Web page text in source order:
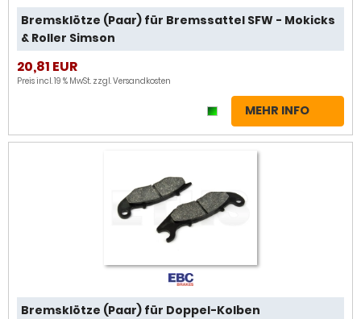
Bremsklötze (Paar) für Bremssattel SFW - Mokicks
& Roller Simson
20,81 EUR
Preis incl. 19 % MwSt. zzgl.Versandkosten
MEHR INFO
Bremsklötze (Paar) für Doppel-Kolben